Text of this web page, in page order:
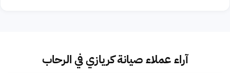
آراء عملاء صيانة كريازي في الرحاب